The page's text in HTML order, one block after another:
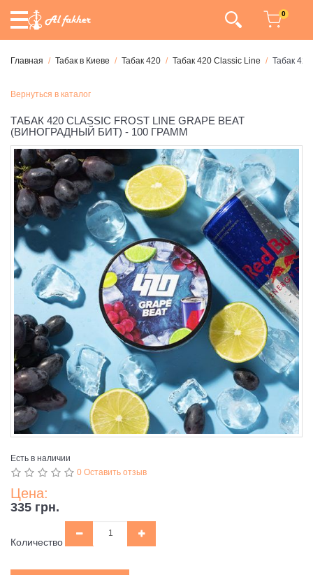
0
Главная Табак в Киеве Табак 420 Табак 420 Classic Line Табак
Вернуться в каталог
ТАБАК 420 CLASSIC FROST LINE GRAPE BEAT
(ВИНОГРАДНЫЙ БИТ) - 100 ГРАММ
Есть в наличии
0 Оставить отзыв
Цена:
335 грн.
Количество